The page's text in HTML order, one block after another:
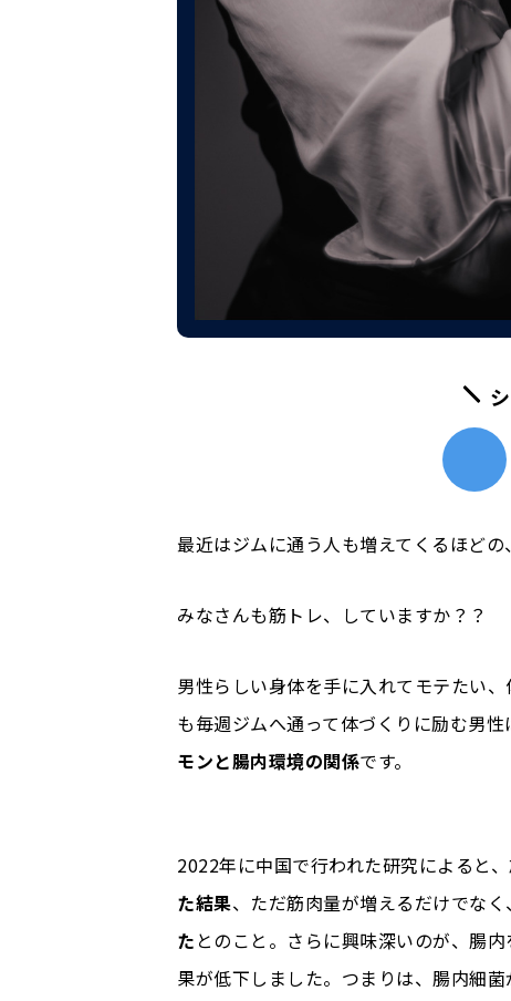
最近はジムに通う人も増えてくるほどの
みなさんも筋トレ、していますか？？
男性らしい身体を手に入れてモテたい
も毎週ジムへ通って体づくりに励む男
モンと腸内環境の関係です。
2022年に中国で行われた研究によると
た結果、ただ筋肉量が増えるだけでなく、
た とのこと。さらに興味深いのが、腸
果が低下しました。つまりは、腸内細菌